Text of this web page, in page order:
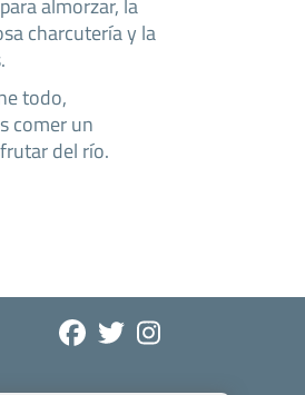
charcutería y la
todo,
comer un
del río.